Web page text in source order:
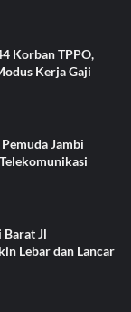
Korban TPPO,
Kerja Gaji
Jambi
Barat Jl
Lebar dan Lancar